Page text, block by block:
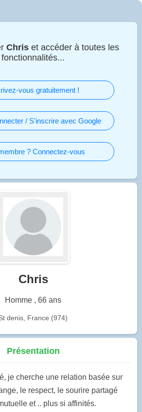
Chris et accéder à toutes les
fonctionnalités...
vous gratuitement !
/ S'inscrire avec Google
? Connectez-vous
Chris
Homme , 66 ans
denis, France (974)
Présentation
je cherche une relation basée sur
le respect, le sourire partagé
et .. plus si affinités.